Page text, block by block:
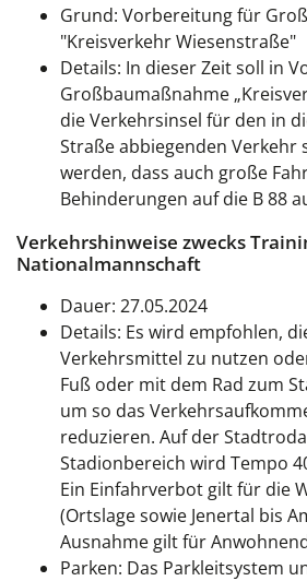
Grund: Vorbereitung für
"Kreisverkehr Wiesenstraße"
Details: In dieser Zeit soll in
Großbaumaßnahme
die Verkehrsinsel für den in
Straße abbiegenden Verkehr
werden, dass auch große
Behinderungen auf die B 88
Verkehrshinweise zwecks
Nationalmannschaft
Dauer: 27.05.2024
Details: Es wird empfohlen,
Verkehrsmittel zu nutzen
Fuß oder mit dem Rad zum
um so das
reduzieren. Auf der
Stadionbereich wird Tempo
Ein Einfahrverbot gilt für die
(Ortslage sowie Jenertal bis
Ausnahme gilt für
Parken: Das Parkleitsystem